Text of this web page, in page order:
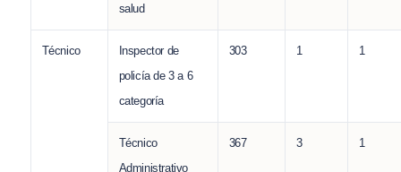
salud
Técnico
Inspector de
policía de 3 a 6
categoría
303 1 1
Técnico
Administrativo
367 3 1